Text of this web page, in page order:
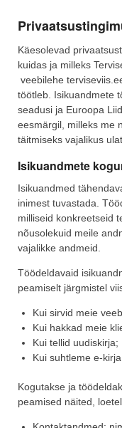
Käesolevad
kuidas ja milleks
veebilehe
töötleb. Isikuandmete
seadusi ja Euroopa
eesmärgil, milleks me
täitmiseks vajalikus
Isikuandmete
Isikuandmed
inimest tuvastada.
milliseid konkreetseid
nõusolekuid meile
vajalikke andmeid.
Töödeldavaid
peamiselt järgmistel
Kui sirvid meie
Kui hakkad meie
Kui tellid uudiskirja;
Kui suhtleme e-
Kogutakse ja
peamised näited,